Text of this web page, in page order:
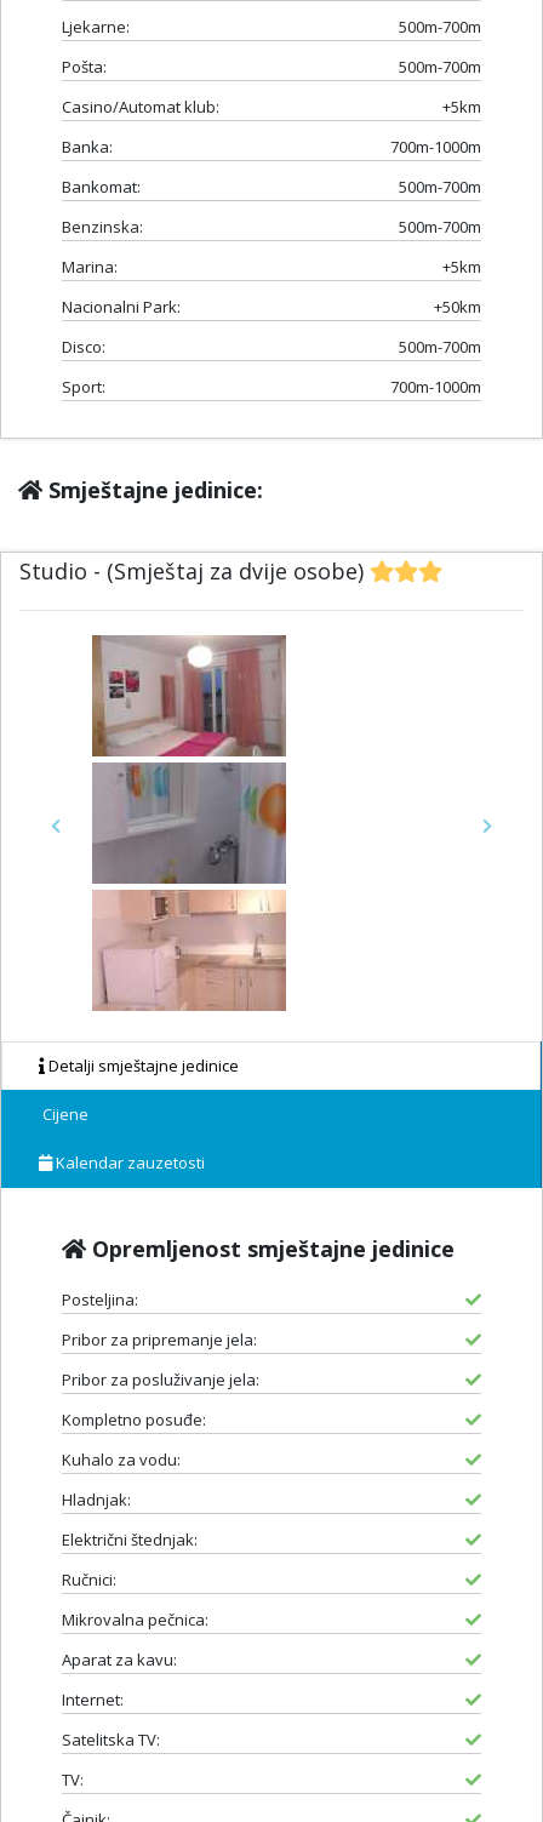
Ljekarne:
500m-700m
Pošta:
500m-700m
Casino/Automat klub:
+5km
Banka:
700m-1000m
Bankomat:
500m-700m
Benzinska:
500m-700m
Marina:
+5km
Nacionalni Park:
+50km
Disco:
500m-700m
Sport:
700m-1000m
Smještajne jedinice:
Studio - (Smještaj za dvije osobe)
Previous Next
Detalji smještajne jedinice
Cijene
Kalendar zauzetosti
Opremljenost smještajne jedinice
Posteljina:
Pribor za pripremanje jela:
Pribor za posluživanje jela:
Kompletno posuđe:
Kuhalo za vodu:
Hladnjak:
Električni štednjak:
Ručnici:
Mikrovalna pečnica:
Aparat za kavu:
Internet:
Satelitska TV:
TV: